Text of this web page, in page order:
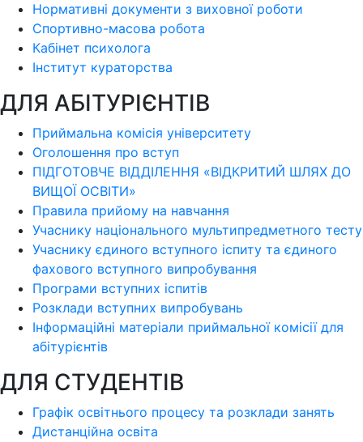
Нормативні документи з виховної роботи
Спортивно-масова робота
Кабінет психолога
Інститут кураторства
ДЛЯ АБІТУРІЄНТІВ
Приймальна комісія університету
Оголошення про вступ
ПІДГОТОВЧЕ ВІДДІЛЕННЯ «ВІДКРИТИЙ ШЛЯХ ДО
ВИЩОЇ ОСВІТИ»
Правила прийому на навчання
Учаснику національного мультипредметного тесту
Учаснику єдиного вступного іспиту та єдиного
фахового вступного випробування
Програми вступних іспитів
Розклади вступних випробувань
Інформаційні матеріали приймальної комісії для
абітурієнтів
ДЛЯ СТУДЕНТІВ
Графік освітнього процесу та розклади занять
Дистанційна освіта